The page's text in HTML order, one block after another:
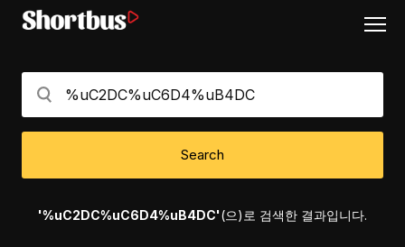
Search
'%uC2DC%uC6D4%uB4DC'(으)로 검색한 결과입니다.